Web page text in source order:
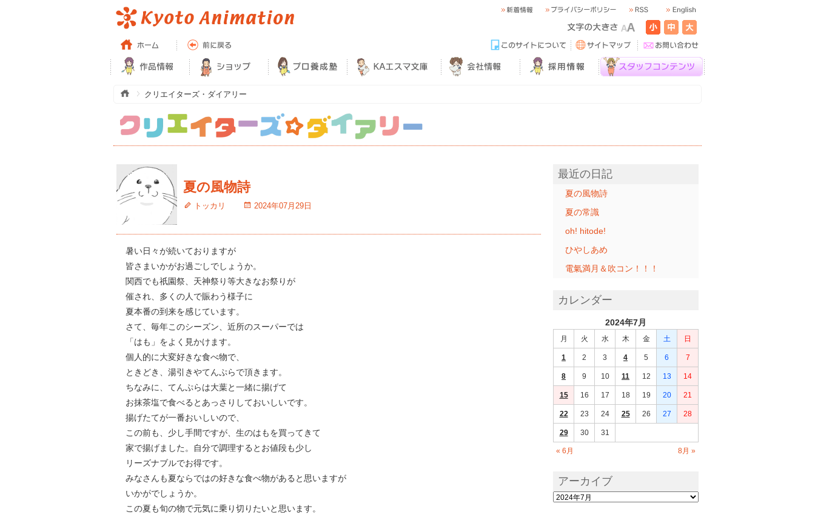
クリエイターズ・ダイアリー
夏の風物詩
トッカリ 2024年07月29日
暑い日々が続いておりますが
皆さまいかがお過ごしでしょうか。
関西でも祇園祭、天神祭り等大きなお祭りが
催され、多くの人で賑わう様子に
夏本番の到来を感じています。
さて、毎年このシーズン、近所のスーパーでは
「はも」をよく見かけます。
個人的に大変好きな食べ物で、
ときどき、湯引きやてんぷらで頂きます。
ちなみに、てんぷらは大葉と一緒に揚げて
お抹茶塩で食べるとあっさりしておいしいです。
揚げたてが一番おいしいので、
この前も、少し手間ですが、生のはもを買ってきて
家で揚げました。自分で調理するとお値段も少し
リーズナブルでお得です。
みなさんも夏ならではの好きな食べ物があると思いますが
いかがでしょうか。
この夏も旬の物で元気に乗り切りたいと思います。
最近の日記
夏の風物詩
夏の常識
oh! hitode!
ひやしあめ
電氣満月＆吹コン！！！
カレンダー
2024年7月
月 火 水 木 金 土 日
1 2 3 4 5 6 7
8 9 10 11 12 13 14
15 16 17 18 19 20 21
22 23 24 25 26 27 28
29 30 31
« 6月 8月 »
アーカイブ